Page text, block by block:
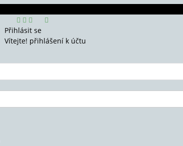
Přihlásit se
Vítejte! přihlášení k účtu